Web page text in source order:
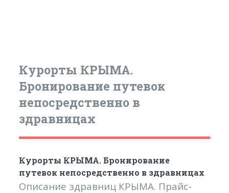
Курорты КРЫМА.
Бронирование путевок
непосредственно в
здравницах
Курорты КРЫМА. Бронирование
путевок непосредственно в здравницах
Описание здравниц КРЫМА. Прайс-